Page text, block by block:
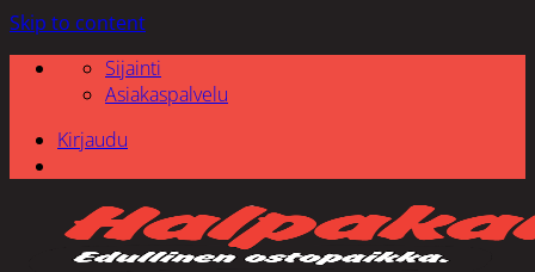
Skip to content
Sijainti
Asiakaspalvelu
Kirjaudu